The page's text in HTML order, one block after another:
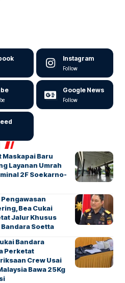
Instagram
Follow
Google News
Follow
Maskapai Baru
Layanan Umrah
2F Soekarno-
Pengawasan
Bea Cukai
Jalur Khusus
Bandara Soetta
Bandara
Perketat
Crew Usai
Bawa 25Kg